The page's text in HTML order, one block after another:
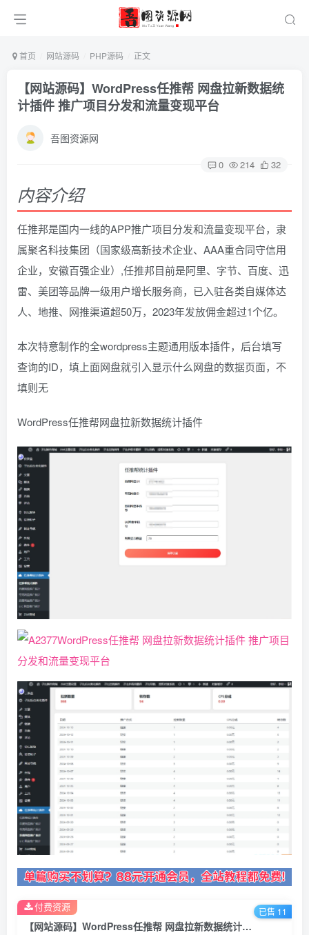
首页 网站源码 PHP源码 正文
【网站源码】WordPress任推帮 网盘拉新数据统
计插件 推广项目分发和流量变现平台
吾图资源网
0 214 32
内容介绍
任推邦是国内一线的APP推广项目分发和流量变现平台，隶
属聚名科技集团（国家级高新技术企业、AAA重合同守信用
企业，安徽百强企业）,任推邦目前是阿里、字节、百度、迅
雷、美团等品牌一级用户增长服务商，已入驻各类自媒体达
人、地推、网推渠道超50万，2023年发放佣金超过1个亿。
本次特意制作的全wordpress主题通用版本插件，后台填写
查询的ID，填上面网盘就引入显示什么网盘的数据页面，不
填则无
WordPress任推帮网盘拉新数据统计插件
【网站源码】WordPress任推帮 网盘拉新数据统计插件 推广项目分发和流量变现平台
付费资源 已售 11